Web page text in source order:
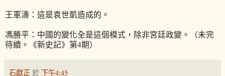
王軍濤：這是袁世凱造成的。
馮勝平：中國的變化全是這個模式，除非宮廷政變。（未完
待續。《新史記》第4期）
石獻正 於 下午4:45